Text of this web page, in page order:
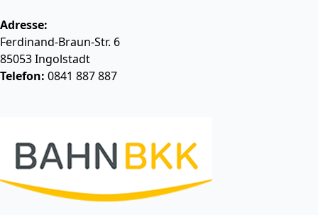
Adresse:
Ferdinand-Braun-Str. 6
85053Ingolstadt
Telefon: 0841 887 887